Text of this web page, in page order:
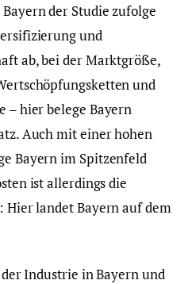
der Studie zufolge
und
ab, bei der Marktgröße,
und
– hier belege Bayern
Auch mit einer hohen
Bayern im Spitzenfeld
ist allerdings die
Hier landet Bayern auf dem
Industrie in Bayern und